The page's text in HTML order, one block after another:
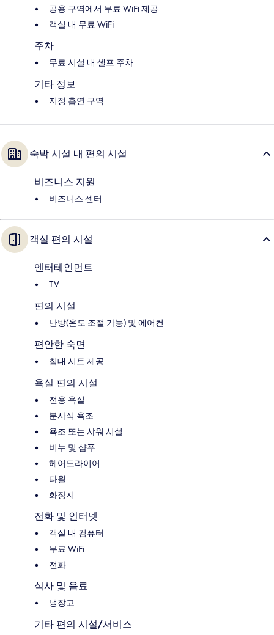
공용 구역에서 무료 WiFi 제공
객실 내 무료 WiFi
주차
무료 시설 내 셀프 주차
기타 정보
지정 흡연 구역
숙박 시설 내 편의 시설
비즈니스 지원
비즈니스 센터
객실 편의 시설
엔터테인먼트
TV
편의 시설
난방(온도 조절 가능) 및 에어컨
편안한 숙면
침대 시트 제공
욕실 편의 시설
전용 욕실
분사식 욕조
욕조 또는 샤워 시설
비누 및 샴푸
헤어드라이어
타월
화장지
전화 및 인터넷
객실 내 컴퓨터
무료 WiFi
전화
식사 및 음료
냉장고
기타 편의 시설/서비스